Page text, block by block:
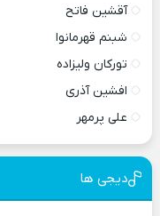
آقشین فاتح
شبنم قهرمانوا
تورکان ولیزاده
افشین آذری
علی پرمهر
دیجی ها